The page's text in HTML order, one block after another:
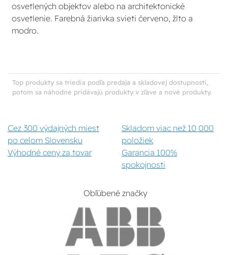
osvetlených objektov alebo na architektonické
osvetlenie. Farebná žiarivka svieti červeno, žlto a
modro.
Top produkty sa triedia podľa predaja a skladovej dostupnosti,
potom sa náhodne pridávajú produkty v zľave a nové produkty.
Cez 300 výdajných miest
po celom Slovensku
Skladom viac než 10 000
položiek
Výhodné ceny za tovar
Garancia 100%
spokojnosti
Obľúbené značky